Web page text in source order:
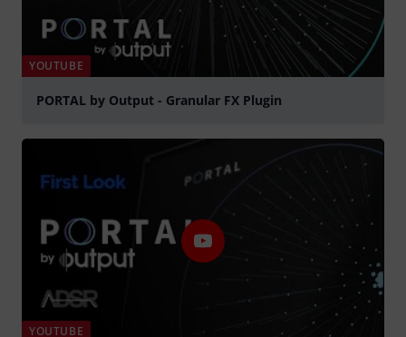
YOUTUBE
PORTAL by Output - Granular FX Plugin
YOUTUBE